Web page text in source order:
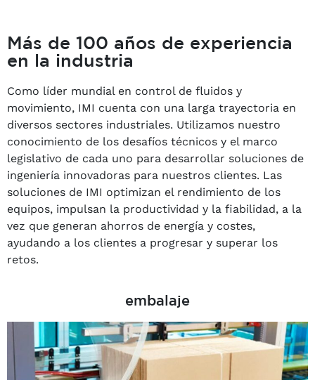
Más de 100 años de experiencia
en la industria
Como líder mundial en control de fluidos y
movimiento, IMI cuenta con una larga trayectoria en
diversos sectores industriales. Utilizamos nuestro
conocimiento de los desafíos técnicos y el marco
legislativo de cada uno para desarrollar soluciones de
ingeniería innovadoras para nuestros clientes. Las
soluciones de IMI optimizan el rendimiento de los
equipos, impulsan la productividad y la fiabilidad, a la
vez que generan ahorros de energía y costes,
ayudando a los clientes a progresar y superar los
retos.
embalaje